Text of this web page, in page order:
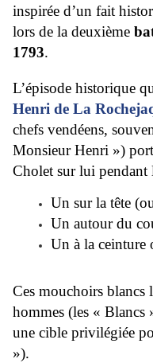
inspirée d’un fait
lors de la deuxième
1793.
L’épisode historique
Henri de La
chefs vendéens,
Monsieur Henri »)
Cholet sur lui pendant
Un sur la tête
Un autour du
Un à la ceinture
Ces mouchoirs blancs
hommes (les « Blancs
une cible privilégiée
»).